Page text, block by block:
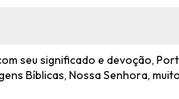
seu significado e devoção,
Bíblicas, Nossa Senhora,